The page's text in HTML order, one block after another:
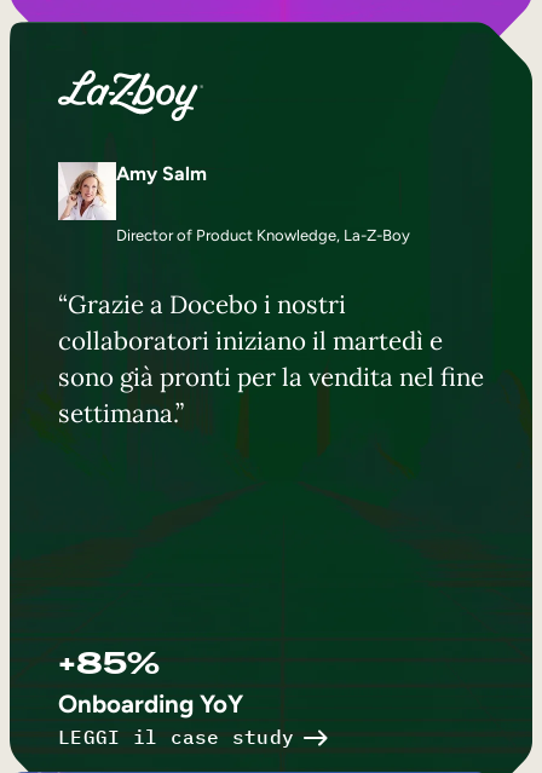
Amy Salm
Director of Product Knowledge, La-Z-Boy
“Grazie a Docebo i nostri
collaboratori iniziano il martedì e
sono già pronti per la vendita nel fine
settimana.”
+85%
Onboarding YoY
LEGGI il case study